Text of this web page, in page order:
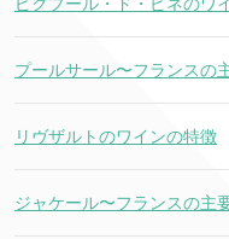
プールサール〜フランスの
リヴザルトのワインの特徴
ジャケール〜フランスの主